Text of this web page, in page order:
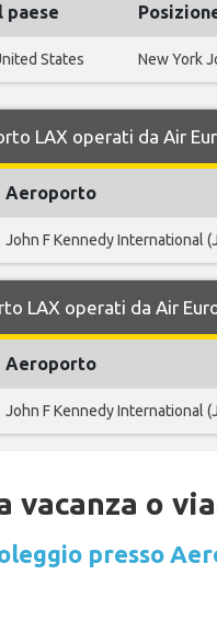
paese
States New York
LAX operati da Air
Aeroporto
John F Kennedy International
LAX operati da Air
Aeroporto
John F Kennedy International
vacanza o
presso